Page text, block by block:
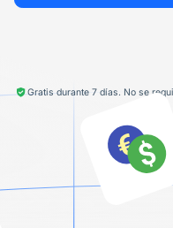
Gratis durante 7 días. No se